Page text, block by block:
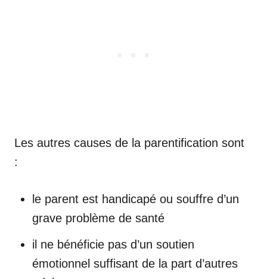
Les autres causes de la parentification sont
:
le parent est handicapé ou souffre d’un
grave problème de santé
il ne bénéficie pas d’un soutien
émotionnel suffisant de la part d’autres